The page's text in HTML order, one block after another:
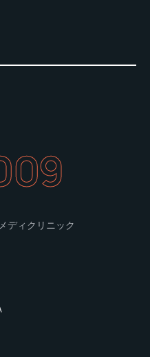
ディクリニック